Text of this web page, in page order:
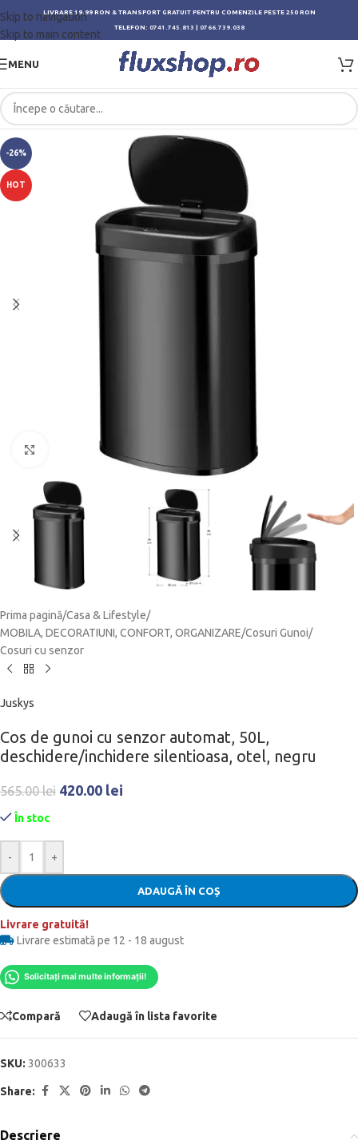
Skip to navigation
Skip to main content
LIVRARE 19.99 RON & TRANSPORT GRATUIT PENTRU COMENZILE PESTE 250 RON
TELEFON: 0741.745.813 0766.739.038
MENU
-26%
HOT
Click to enlarge
Prima pagină/Casa & Lifestyle/
MOBILA, DECORATIUNI, CONFORT, ORGANIZARE/Cosuri Gunoi/
Cosuri cu senzor
Juskys
Cos de gunoi cu senzor automat, 50L,
deschidere/inchidere silentioasa, otel, negru
565.00lei 420.00 lei
În stoc
- +
ADAUGĂ ÎN COȘ
Livrare gratuită!
Livrare estimată pe 12 - 18 august
Solicitați mai multe informații!
Compară Adaugă în lista favorite
SKU: 300633
Share:
Descriere